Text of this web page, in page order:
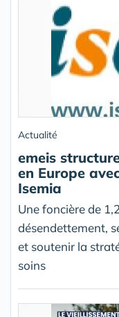
Actualité
emeis
en Europe
Isemia
Une foncière de
désendettement,
et soutenir la
soins